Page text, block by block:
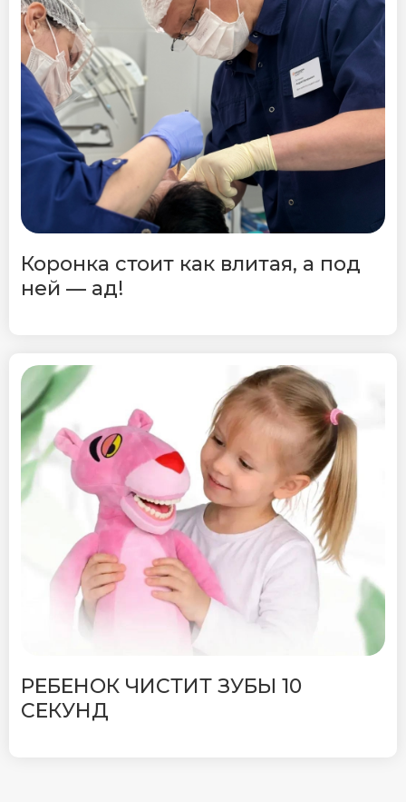
Коронка стоит как влитая, а под
ней — ад!
РЕБЕНОК ЧИСТИТ ЗУБЫ 10
СЕКУНД